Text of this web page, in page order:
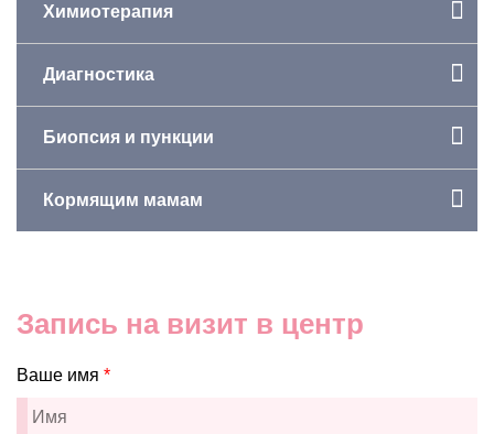
Химиотерапия
Диагностика
Биопсия и пункции
Кормящим мамам
Запись на визит в центр
Ваше имя *